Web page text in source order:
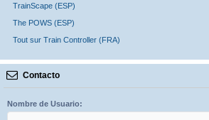
TrainScape (ESP)
The POWS (ESP)
Tout sur Train Controller (FRA)
Contacto
Nombre de Usuario: